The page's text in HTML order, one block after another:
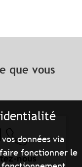
données via
fonctionner le
que vous
nous